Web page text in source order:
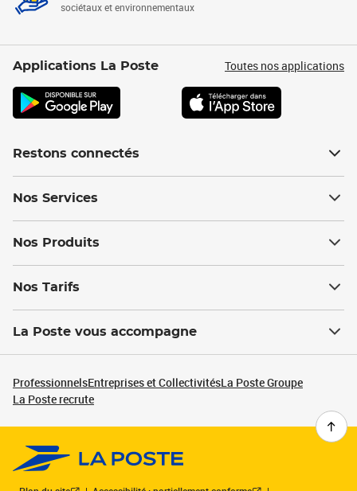
sociétaux et environnementaux
Applications La Poste Toutes nos applications
Restons connectés
Nos Services
Nos Produits
Nos Tarifs
La Poste vous accompagne
ProfessionnelsEntreprises et CollectivitésLa Poste Groupe
La Poste recrute